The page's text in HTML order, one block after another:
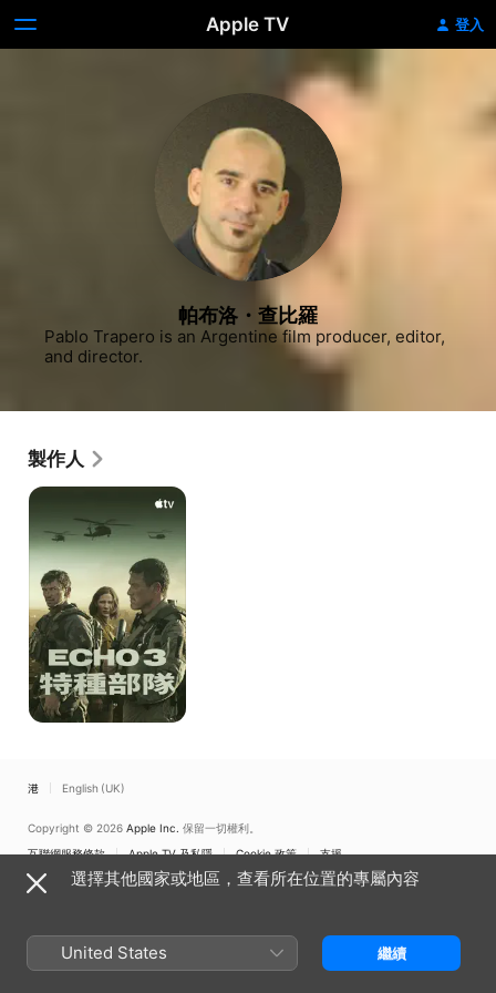
Apple TV 登入
帕布洛・查比羅
Pablo Trapero is an Argentine film producer, editor,
and director.
製作人
Echo
種
隊
香港 English (UK)
Copyright © 2026 Apple Inc. 保留一切權利。
互聯網服務條款
Apple TV 及私隱 Cookie 政策 支援
選擇其他國家或地區，查看所在位置的專屬內容
United States 繼續